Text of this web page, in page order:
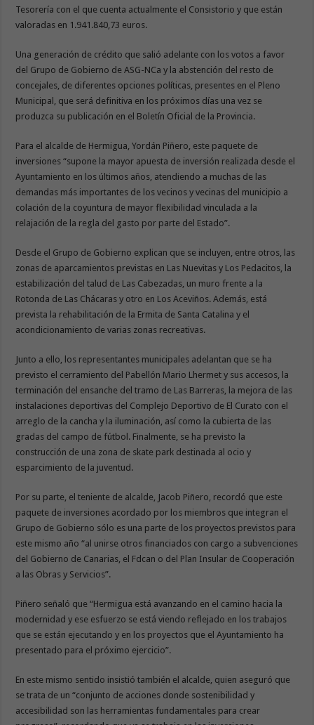
Tesorería con el que cuenta actualmente el Consistorio y que están
valoradas en 1.941.840,73 euros.
Una generación de crédito que salió adelante con los votos a favor
del Grupo de Gobierno de ASG-NCa y la abstención del resto de
concejales, de diferentes opciones políticas, presentes en el Pleno
Municipal, que será definitiva en los próximos días una vez se
produzca su publicación en el Boletín Oficial de la Provincia.
Para el alcalde de Hermigua, Yordán Piñero, este paquete de
inversiones “supone la mayor apuesta de inversión realizada desde el
Ayuntamiento en los últimos años, atendiendo a muchas de las
demandas más importantes de los vecinos y vecinas del municipio a
colación de la coyuntura de mayor flexibilidad vinculada a la
relajación de la regla del gasto por parte del Estado”.
Desde el Grupo de Gobierno explican que se incluyen, entre otros, las
zonas de aparcamientos previstas en Las Nuevitas y Los Pedacitos, la
estabilización del talud de Las Cabezadas, un muro frente a la
Rotonda de Las Chácaras y otro en Los Aceviños. Además, está
prevista la rehabilitación de la Ermita de Santa Catalina y el
acondicionamiento de varias zonas recreativas.
Junto a ello, los representantes municipales adelantan que se ha
previsto el cerramiento del Pabellón Mario Lhermet y sus accesos, la
terminación del ensanche del tramo de Las Barreras, la mejora de las
instalaciones deportivas del Complejo Deportivo de El Curato con el
arreglo de la cancha y la iluminación, así como la cubierta de las
gradas del campo de fútbol. Finalmente, se ha previsto la
construcción de una zona de skate park destinada al ocio y
esparcimiento de la juventud.
Por su parte, el teniente de alcalde, Jacob Piñero, recordó que este
paquete de inversiones acordado por los miembros que integran el
Grupo de Gobierno sólo es una parte de los proyectos previstos para
este mismo año “al unirse otros financiados con cargo a subvenciones
del Gobierno de Canarias, el Fdcan o del Plan Insular de Cooperación
a las Obras y Servicios”.
Piñero señaló que “Hermigua está avanzando en el camino hacia la
modernidad y ese esfuerzo se está viendo reflejado en los trabajos
que se están ejecutando y en los proyectos que el Ayuntamiento ha
presentado para el próximo ejercicio”.
En este mismo sentido insistió también el alcalde, quien aseguró que
se trata de un “conjunto de acciones donde sostenibilidad y
accesibilidad son las herramientas fundamentales para crear